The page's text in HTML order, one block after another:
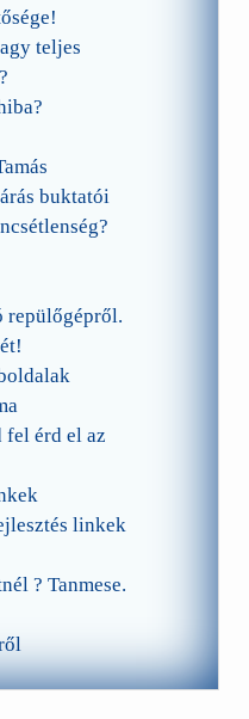
teljes
buktatói
repülőgépről.
fel érd el az
linkek
? Tanmese.